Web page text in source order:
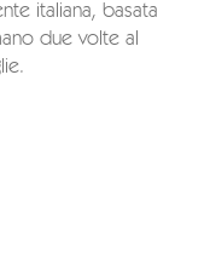
italiana, basata
due volte al